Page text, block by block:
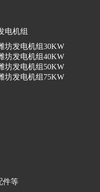
电机组
坊发电机组30KW
坊发电机组40KW
坊发电机组50KW
坊发电机组75KW
件等